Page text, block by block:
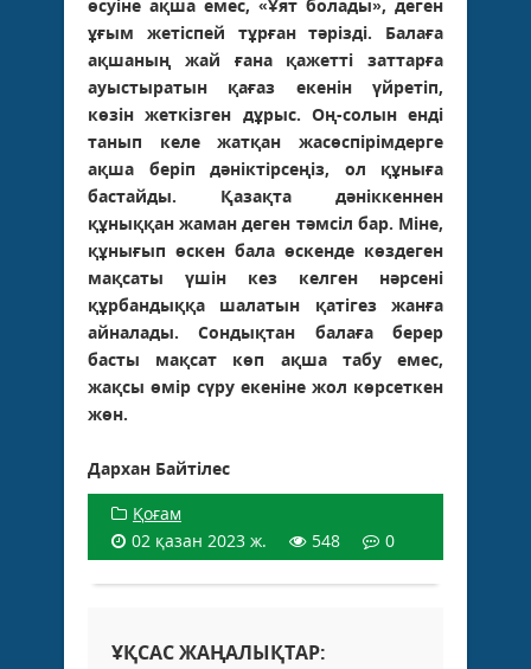
өсуіне ақша емес, «Ұят болады», деген
ұғым жетіспей тұрған тәрізді. Балаға
ақшаның жай ғана қажетті заттарға
ауыстыратын қағаз екенін үйретіп,
көзін жеткізген дұрыс. Оң-солын енді
танып келе жатқан жасөспірімдерге
ақша беріп дәніктірсеңіз, ол құныға
бастайды. Қазақта дәніккеннен
құныққан жаман деген тәмсіл бар. Міне,
құнығып өскен бала өскенде көздеген
мақсаты үшін кез келген нәрсені
құрбандыққа шалатын қатігез жанға
айналады. Сондықтан балаға берер
басты мақсат көп ақша табу емес,
жақсы өмір сүру екеніне жол көрсеткен
жөн.
Дархан Байтілес
Қоғам
02 қазан 2023 ж.
548 0
ҰҚСАС ЖАҢАЛЫҚТАР: